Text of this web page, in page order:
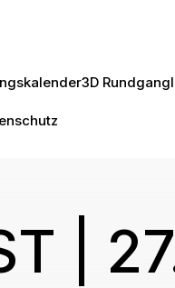
3D Rundgang
|